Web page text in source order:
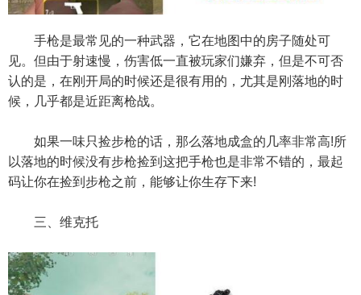
手枪是最常见的一种武器，它在地图中的房子随处可
见。但由于射速慢，伤害低一直被玩家们嫌弃，但是不可否
认的是，在刚开局的时候还是很有用的，尤其是刚落地的时
候，几乎都是近距离枪战。
如果一味只捡步枪的话，那么落地成盒的几率非常高!所
以落地的时候没有步枪捡到这把手枪也是非常不错的，最起
码让你在捡到步枪之前，能够让你生存下来!
三、维克托